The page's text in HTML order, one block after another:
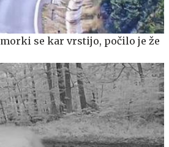
se kar vrstijo, počilo je že